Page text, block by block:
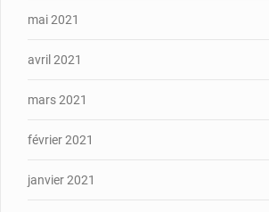
mai 2021
avril 2021
mars 2021
février 2021
janvier 2021